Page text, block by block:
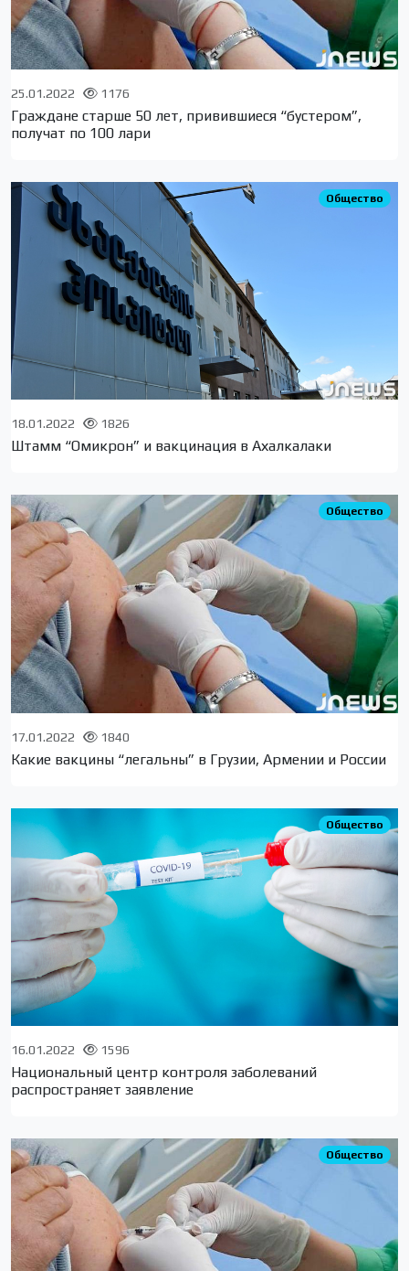
25.01.2022 1176
Граждане старше 50 лет, привившиеся “бустером”,
получат по 100 лари
Общество
18.01.2022 1826
Штамм “Омикрон” и вакцинация в Ахалкалаки
Общество
17.01.2022 1840
Какие вакцины “легальны” в Грузии, Армении и России
Общество
16.01.2022 1596
Национальный центр контроля заболеваний
распространяет заявление
Общество